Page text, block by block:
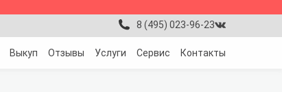
8 (495) 023-96-23
Выкуп Отзывы Услуги Сервис Контакты